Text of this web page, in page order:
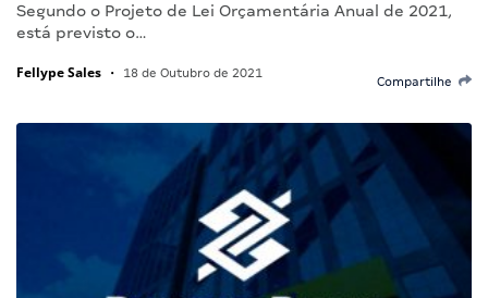
Segundo o Projeto de Lei Orçamentária Anual de 2021,
está previsto o…
Fellype Sales • 18 de Outubro de 2021
Compartilhe